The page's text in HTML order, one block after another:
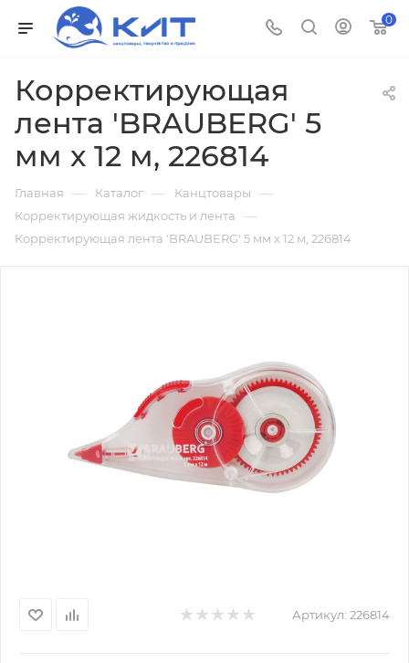
0
Корректирующая
лента 'BRAUBERG' 5
мм х 12 м, 226814
Главная — Каталог — Канцтовары —
Корректирующая жидкость и лента —
Корректирующая лента 'BRAUBERG' 5 мм х 12 м, 226814
Артикул: 226814